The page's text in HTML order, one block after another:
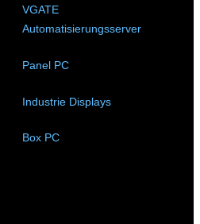
VGATE
Automatisierungsserver
Panel PC
Industrie Displays
Box PC